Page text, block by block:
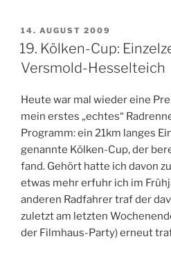
mit
den
alten
VERÖFFENTLICHT
AM
14. AUGUST 2009
19. Kölken-Cup:
Versmold-Hesselteich
Heute war mal wieder eine
mein erstes „echtes“
Programm: ein 21km langes
genannte Kölken-Cup, der
fand. Gehört hatte ich davon
etwas mehr erfuhr ich im
anderen Radfahrer traf der
zuletzt am letzten
der Filmhaus-Party) erneut